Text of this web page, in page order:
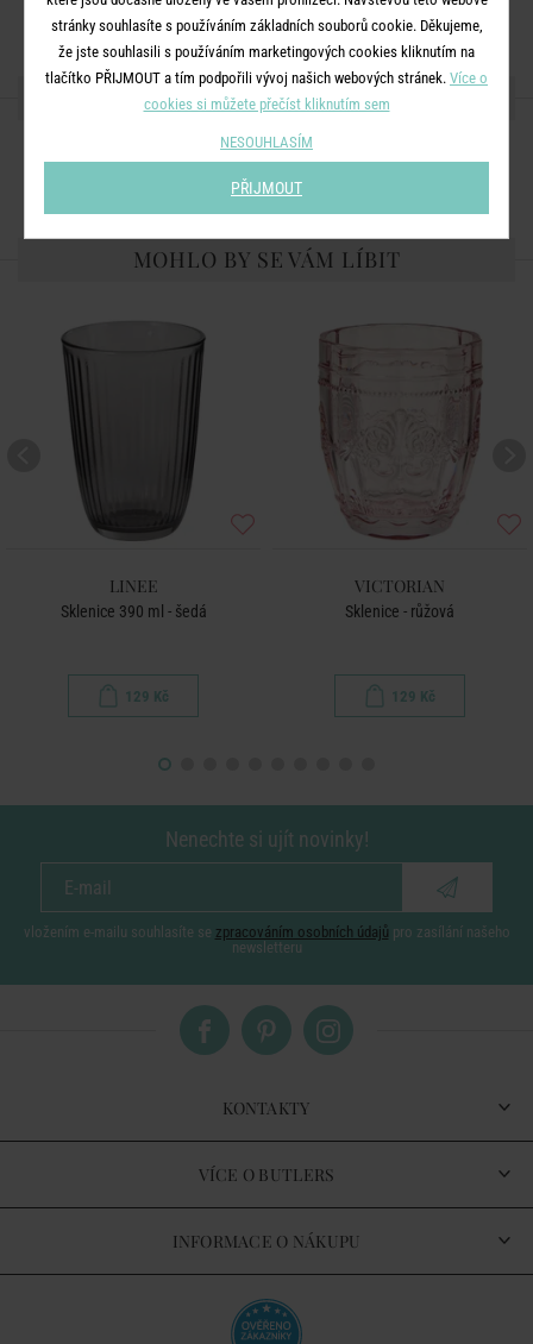
Nelze mýt v myčce, doporučujeme ruční mytí.
SDÍLEJTE S PŘÁTELI
MOHLO BY SE VÁM LÍBIT
LINEE
Sklenice 390 ml - šedá
129 Kč
VICTORIAN
Sklenice - růžová
129 Kč
Nenechte si ujít novinky!
vložením e-mailu souhlasíte se zpracováním osobních údajů pro zasílání našeho
newsletteru
KONTAKTY
VÍCE O BUTLERS
INFORMACE O NÁKUPU
stránky souhlasíte s používáním základních souborů cookie. Děkujeme,
že jste souhlasili s používáním marketingových cookies kliknutím na
tlačítko PŘIJMOUT a tím podpořili vývoj našich webových stránek. Více o
cookies si můžete přečíst kliknutím sem
NESOUHLASÍM
PŘIJMOUT